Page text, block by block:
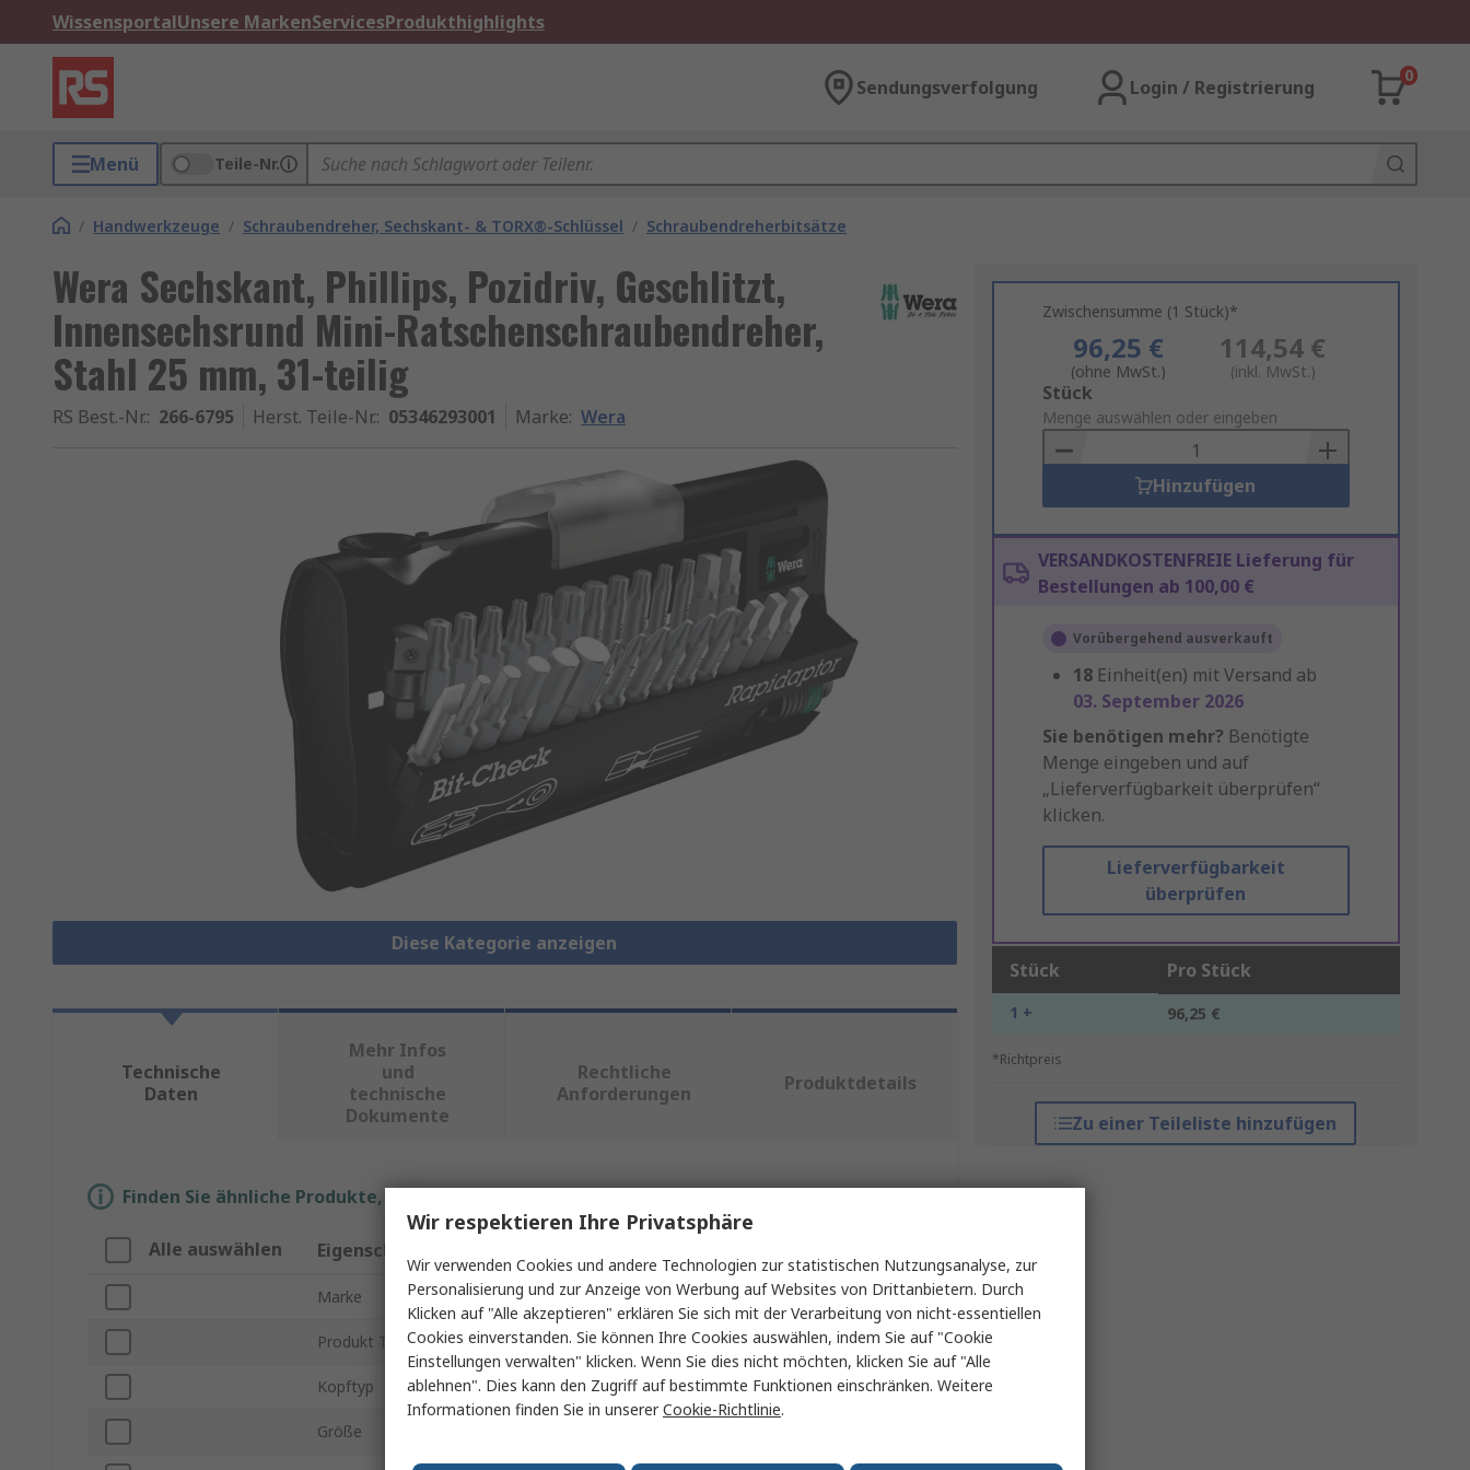
WissensportalUnsere MarkenServicesProdukthighlights
Sendungsverfolgung Login / Registrierung
0
Menü Teile-Nr.
/ Handwerkzeuge / Schraubendreher, Sechskant- & TORX®-Schlüssel / Schraubendreherbitsätze
Wera Sechskant, Phillips, Pozidriv, Geschlitzt,
Innensechsrund Mini-Ratschenschraubendreher,
Stahl 25 mm, 31-teilig
RS Best.-Nr.: 266-6795 Herst. Teile-Nr.: 05346293001 Marke: Wera
Diese Kategorie anzeigen
Zwischensumme (1 Stück)*
96,25 €
(ohne MwSt.)
114,54 €
(inkl. MwSt.)
Add
to
Basket
Stück
Menge auswählen oder eingeben
Hinzufügen
VERSANDKOSTENFREIE Lieferung für
Bestellungen ab 100,00 €
Vorübergehend ausverkauft
18 Einheit(en) mit Versand ab
03. September 2026
Sie benötigen mehr? Benötigte
Menge eingeben und auf
„Lieferverfügbarkeit überprüfen“
klicken.
Lieferverfügbarkeit
überprüfen
Stück Pro Stück
1 + 96,25 €
*Richtpreis
Zu einer Teileliste hinzufügen
Technische
Daten
Mehr Infos
und
technische
Dokumente
Rechtliche
Anforderungen
Produktdetails
Finden Sie ähnliche Produkte, indem Sie ein oder mehrere Eigenschaften auswählen.
Alle auswählen Eigenschaft
Marke Wera
Produkt Typ Schraubbit-Satz
Kopftyp Sechskant, Phillips, Pozidriv, Geschlitzt, Innensechsrund
Größe
Wir respektieren Ihre Privatsphäre
Wir verwenden Cookies und andere Technologien zur statistischen Nutzungsanalyse, zur
Personalisierung und zur Anzeige von Werbung auf Websites von Drittanbietern. Durch
Klicken auf "Alle akzeptieren" erklären Sie sich mit der Verarbeitung von nicht-essentiellen
Cookies einverstanden. Sie können Ihre Cookies auswählen, indem Sie auf "Cookie
Einstellungen verwalten" klicken. Wenn Sie dies nicht möchten, klicken Sie auf "Alle
ablehnen". Dies kann den Zugriff auf bestimmte Funktionen einschränken. Weitere
Informationen finden Sie in unsererCookie-Richtlinie.